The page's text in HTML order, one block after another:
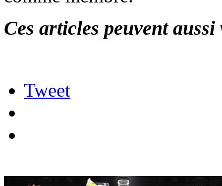
Ces articles peuvent
Tweet